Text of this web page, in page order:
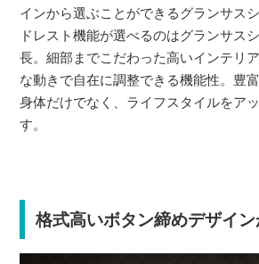
インから選ぶことができるグランサス
ドレスト機能が選べるのはグランサス
長。細部までこだわった高いインテリ
な動きで自在に調整できる機能性。豊
身体だけでなく、ライフスタイルをア
す。
格式高いボタン締めデザイ